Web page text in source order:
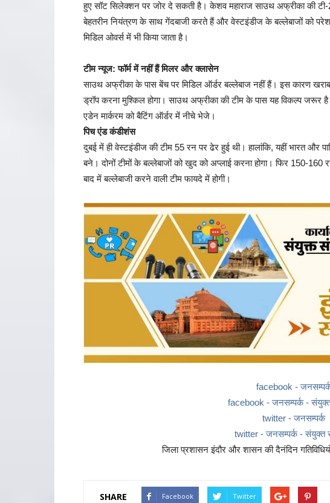
हुए सॉट सिलेक्शन पर जोर दे सकती है। केशव महाराज साउथ अफ्रीका की
बेहतरीन नियंत्रण के साथ गेंदबाजी करते हैं और वेस्टइंडीज के बल्लेबाजों को
मिडिल ओवर्स में भी किया जाता है।
टीम न्यूज: फॉर्म में नहीं हैं मिलर और क्लासेन
साउथ अफ्रीका के पास बेंच पर मिडिल ऑर्डर बल्लेबाज नहीं हैं। इस कारण
ड्रॉप करना मुश्किल होगा। साउथ अफ्रीका की टीम के पास यह विकल्प जरूर
एडेन मार्करम को बैटिंग ऑर्डर में नीचे भेजे।
पिच एंड कंडीशंस
दुबई में ही वेस्टइंडीज की टीम 55 रन पर ढेर हुई थी। हालांकि, यहीं भारत और
बने। दोनों टीमों के बल्लेबाजों को खुद को अप्लाई करना होगा। फिर 150-
बाद में बल्लेबाजी करने वाली टीम फायदे में होगी।
facebook -
facebook - जनसम्पर्क -
twitter - जनसम्पर्क
twitter - जनसम्पर्क - संयुक्त
जिला प्रशासन इंदौर और शासन की दैनंदिन
SHARE Facebook Twitter